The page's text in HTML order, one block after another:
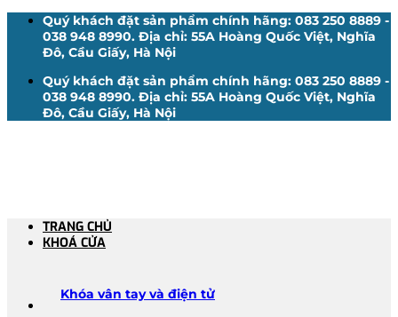
Quý khách đặt sản phẩm chính hãng: 083 250 8889 -
038 948 8990. Địa chỉ: 55A Hoàng Quốc Việt, Nghĩa
Đô, Cầu Giấy, Hà Nội
Quý khách đặt sản phẩm chính hãng: 083 250 8889 -
038 948 8990. Địa chỉ: 55A Hoàng Quốc Việt, Nghĩa
Đô, Cầu Giấy, Hà Nội
TRANG CHỦ
KHOÁ CỬA
Khóa vân tay và điện tử